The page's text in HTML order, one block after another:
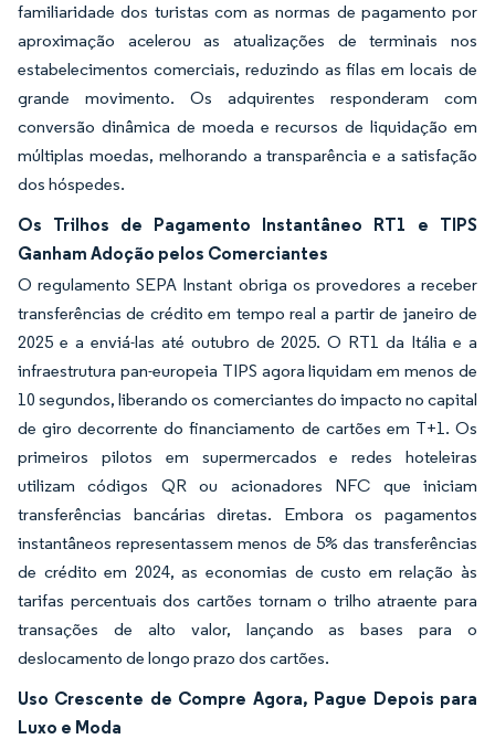
familiaridade dos turistas com as normas de pagamento por
aproximação acelerou as atualizações de terminais nos
estabelecimentos comerciais, reduzindo as filas em locais de
grande movimento. Os adquirentes responderam com
conversão dinâmica de moeda e recursos de liquidação em
múltiplas moedas, melhorando a transparência e a satisfação
dos hóspedes.
Os Trilhos de Pagamento Instantâneo RT1 e TIPS
Ganham Adoção pelos Comerciantes
O regulamento SEPA Instant obriga os provedores a receber
transferências de crédito em tempo real a partir de janeiro de
2025 e a enviá-las até outubro de 2025. O RT1 da Itália e a
infraestrutura pan-europeia TIPS agora liquidam em menos de
10 segundos, liberando os comerciantes do impacto no capital
de giro decorrente do financiamento de cartões em T+1. Os
primeiros pilotos em supermercados e redes hoteleiras
utilizam códigos QR ou acionadores NFC que iniciam
transferências bancárias diretas. Embora os pagamentos
instantâneos representassem menos de 5% das transferências
de crédito em 2024, as economias de custo em relação às
tarifas percentuais dos cartões tornam o trilho atraente para
transações de alto valor, lançando as bases para o
deslocamento de longo prazo dos cartões.
Uso Crescente de Compre Agora, Pague Depois para
Luxo e Moda